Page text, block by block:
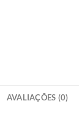
AVALIAÇÕES (0)